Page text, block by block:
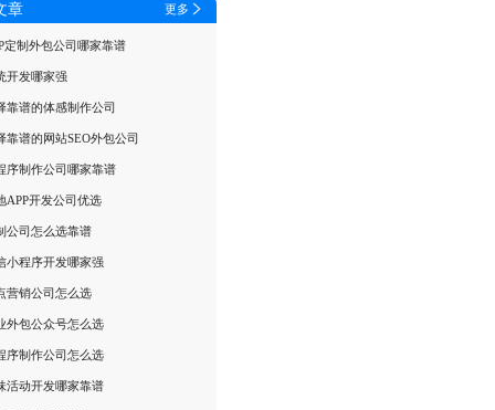
章 更多
定制外包公司哪家靠谱
开发哪家强
靠谱的体感制作公司
靠谱的网站SEO外包公司
序制作公司哪家靠谱
APP开发公司优选
公司怎么选靠谱
小程序开发哪家强
营销公司怎么选
外包公众号怎么选
序制作公司怎么选
活动开发哪家靠谱